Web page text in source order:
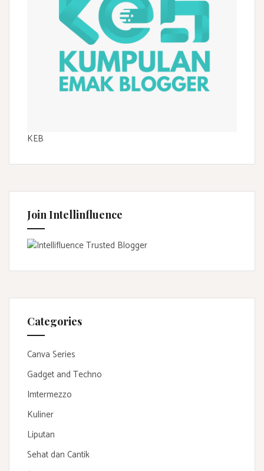
KEB
Join Intellinfluence
Categories
Canva Series
Gadget and Techno
Imtermezzo
Kuliner
Liputan
Sehat dan Cantik